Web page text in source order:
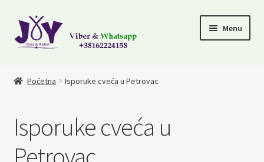
Skip
to
navigation
Skip
to
content
Menu
Za zaljubljene
101 ruža
Početna Isporuke cveća u Petrovac
Isporuke cveća u
Petrovac